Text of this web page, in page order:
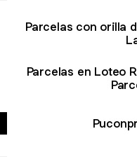
Parcelas con orilla
Parcelas en Loteo